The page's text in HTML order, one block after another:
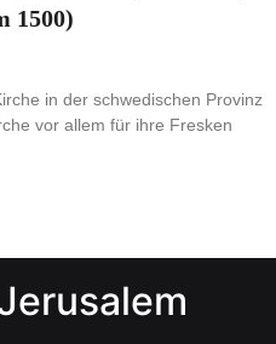
1500)
in der schwedischen Provinz
vor allem für ihre Fresken